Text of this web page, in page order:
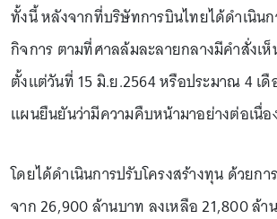
ทั้งนี้ หลังจากที่บริษัทการบินไทยได้ดำเนิน
กิจการ ตามที่ศาลล้มละลายกลางมีคำสั่งเ
ตั้งแต่วันที่ 15 มิ.ย.2564 หรือประมาณ 4 เ
แผนยืนยันว่ามีความคืบหน้ามาอย่างต่อเนื่อ
โดยได้ดำเนินการปรับโครงสร้างทุน ด้วยก
จาก 26,900 ล้านบาท ลงเหลือ 21,800 ล้